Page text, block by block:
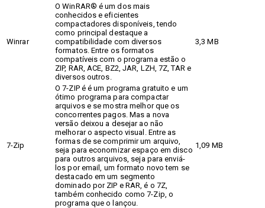
Winrar
O WinRAR® é um dos mais
conhecidos e eficientes
compactadores disponíveis, tendo
como principal destaque a
compatibilidade com diversos
formatos. Entre os formatos
compatíveis com o programa estão o
ZIP, RAR, ACE, BZ2, JAR, LZH, 7Z, TAR e
diversos outros.
3,3 MB
7-Zip
O 7-ZIP é é um programa gratuito e um
ótimo programa para compactar
arquivos e se mostra melhor que os
concorrentes pagos. Mas a nova
versão deixou a desejar ao não
melhorar o aspecto visual. Entre as
formas de se comprimir um arquivo,
seja para economizar espaço em disco
para outros arquivos, seja para enviá-
los por email, um formato novo tem se
destacado em um segmento
dominado por ZIP e RAR, é o 7Z,
também conhecido como 7-Zip, o
programa que o lançou.
1,09 MB